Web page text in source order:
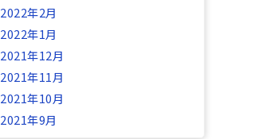
2022年2月
2022年1月
2021年12月
2021年11月
2021年10月
2021年9月